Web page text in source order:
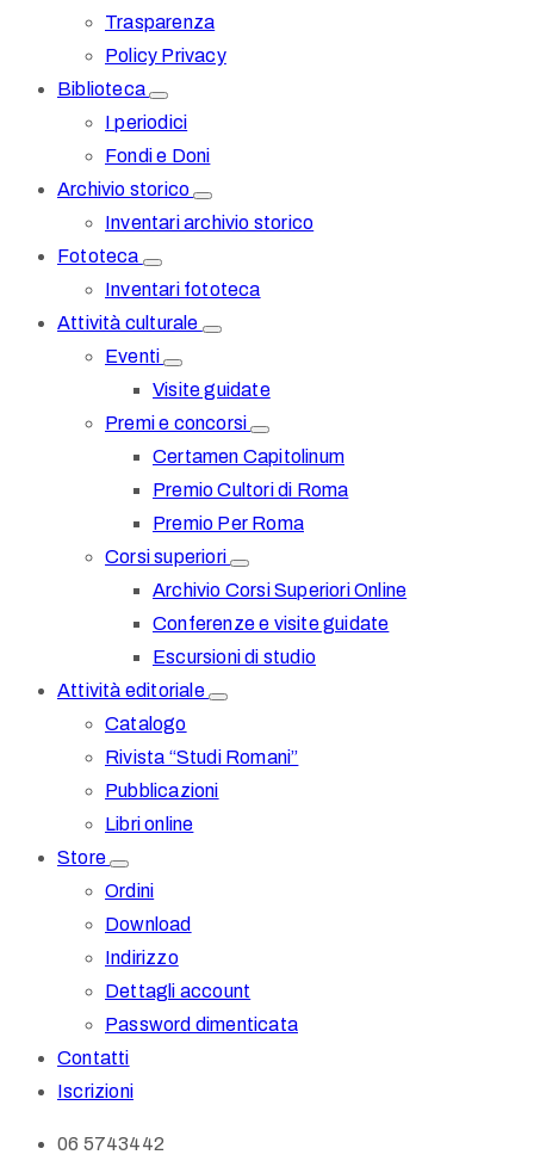
Trasparenza
Policy Privacy
Biblioteca
I periodici
Fondi e Doni
Archivio storico
Inventari archivio storico
Fototeca
Inventari fototeca
Attività culturale
Eventi
Visite guidate
Premi e concorsi
Certamen Capitolinum
Premio Cultori di Roma
Premio Per Roma
Corsi superiori
Archivio Corsi Superiori Online
Conferenze e visite guidate
Escursioni di studio
Attività editoriale
Catalogo
Rivista “Studi Romani”
Pubblicazioni
Libri online
Store
Ordini
Download
Indirizzo
Dettagli account
Password dimenticata
Contatti
Iscrizioni
06 5743442